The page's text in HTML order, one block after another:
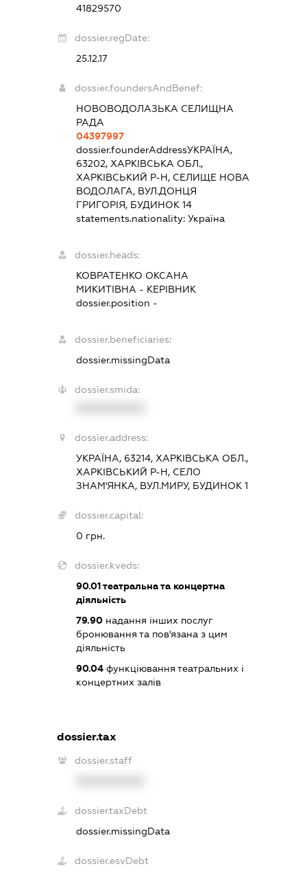
41829570
dossier.regDate:
25.12.17
dossier.foundersAndBenef:
НОВОВОДОЛАЗЬКА СЕЛИЩНА
РАДА
04397997
dossier.founderAddressУКРАЇНА,
63202, ХАРКІВСЬКА ОБЛ.,
ХАРКІВСЬКИЙ Р-Н, СЕЛИЩЕ НОВА
ВОДОЛАГА, ВУЛ.ДОНЦЯ
ГРИГОРІЯ, БУДИНОК 14
statements.nationality:Україна
dossier.heads:
КОВРАТЕНКО ОКСАНА
МИКИТІВНА - КЕРІВНИК
dossier.position -
dossier.beneficiaries:
dossier.missingData
dossier.smida:
dossier.address:
УКРАЇНА, 63214, ХАРКІВСЬКА ОБЛ.,
ХАРКІВСЬКИЙ Р-Н, СЕЛО
ЗНАМ'ЯНКА, ВУЛ.МИРУ, БУДИНОК 1
dossier.capital:
0 грн.
dossier.kveds:
90.01театральна та концертна
діяльність
79.90 надання інших послуг
бронювання та пов'язана з цим
діяльність
90.04 функціювання театральних і
концертних залів
dossier.tax
dossier.staff
dossier.taxDebt
dossier.missingData
dossier.esvDebt